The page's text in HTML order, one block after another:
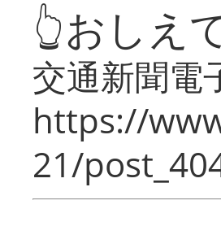
👆おし
交通新聞電
https://
21/